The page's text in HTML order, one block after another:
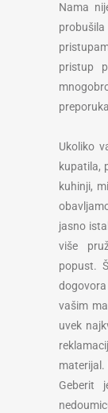
Nama
pristup
Ukoliko
kupatila,
kuhinji,
jasno
više
popust.
vašim
uvek
materijal.
Geberit